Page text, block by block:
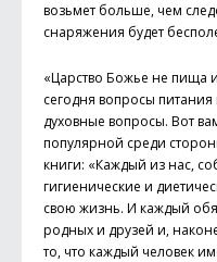
возьмет больше, чем
снаряжения будет
«Царство Божье не пища
сегодня вопросы
духовные вопросы. Вот
популярной среди
книги: «Каждый из нас,
гигиенические и
свою жизнь. И каждый
родных и друзей и,
то, что каждый человек